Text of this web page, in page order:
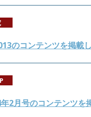
のコンテンツを掲載
2月号のコンテンツを